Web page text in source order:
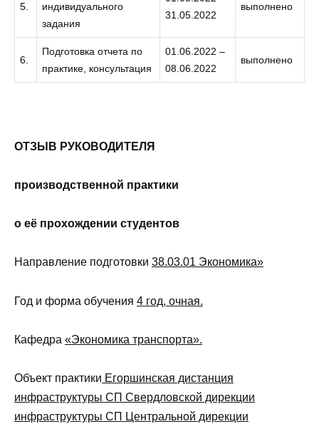
5.
индивидуального
задания
31.05.2022
выполнено
6.
Подготовка отчета по
практике, консультация
01.06.2022 –
08.06.2022
выполнено
ОТЗЫВ РУКОВОДИТЕЛЯ
производственной практики
о её прохождении студентов
Направление подготовки 38.03.01 Экономика»
Год и форма обучения 4 год, очная.
Кафедра «Экономика транспорта».
Объект практики Егоршинская дистанция
инфраструктуры СП Свердловской дирекции
инфраструктуры СП Центральной дирекции